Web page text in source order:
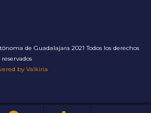
de Guadalajara 2021 Todos los derechos
reservados
by Valkiria